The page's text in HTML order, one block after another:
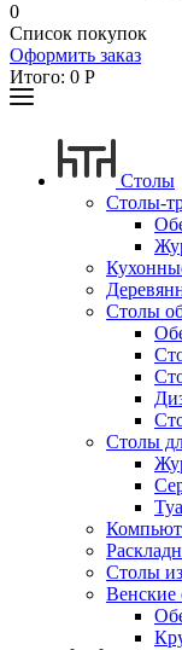
0
Список покупок
Оформить заказ
Итого: 0 Р
Столы
Столы-
Столы
Столы
Столы
Венские